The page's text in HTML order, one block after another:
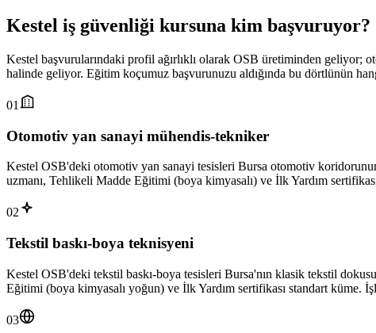
Kestel iş güvenliği kursuna kim başvuruyor?
Kestel başvurularındaki profil ağırlıklı olarak OSB üretiminden geliyor;
halinde geliyor. Eğitim koçumuz başvurunuzu aldığında bu dörtlünün
01
Otomotiv yan sanayi mühendis-tekniker
Kestel OSB'deki otomotiv yan sanayi tesisleri Bursa otomotiv
uzmanı, Tehlikeli Madde Eğitimi (boya kimyasalı) ve İlk Yardım
02
Tekstil baskı-boya teknisyeni
Kestel OSB'deki tekstil baskı-boya tesisleri Bursa'nın klasik tekstil
Eğitimi (boya kimyasalı yoğun) ve İlk Yardım sertifikası standart küme.
03